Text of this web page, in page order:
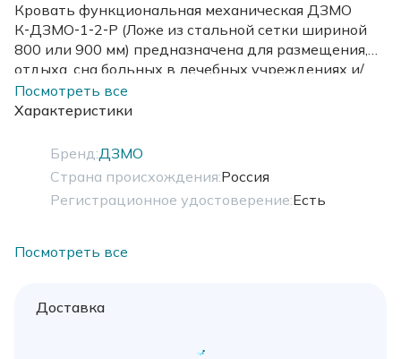
Кровать функциональная механическая ДЗМО
К‑ДЗМО‑1‑2‑Р (Ложе из стальной сетки шириной
800 или 900 мм) предназначена для размещения,
отдыха, сна больных в лечебных учреждениях и/
или домашних условиях. Конструкция - разборная.
Высота – фиксированная
Посмотреть все
Характеристики
Бренд:ДЗМО
Страна происхождения:Россия
Регистрационное удостоверение:Есть
Посмотреть все
Доставка